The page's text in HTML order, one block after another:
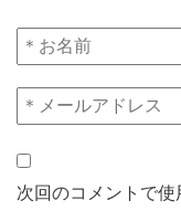
次回のコメントで使